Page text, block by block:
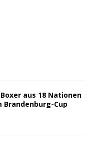
aus 18 Natio­nen
Cup